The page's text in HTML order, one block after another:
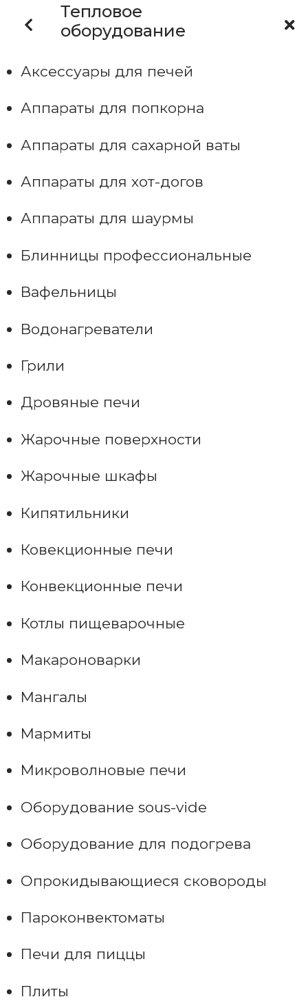
Тепловое
оборудование
Аксессуары для печей
Аппараты для попкорна
Аппараты для сахарной ваты
Аппараты для хот-догов
Аппараты для шаурмы
Блинницы профессиональные
Вафельницы
Водонагреватели
Грили
Дровяные печи
Жарочные поверхности
Жарочные шкафы
Кипятильники
Ковекционные печи
Конвекционные печи
Котлы пищеварочные
Макароноварки
Мангалы
Мармиты
Микроволновые печи
Оборудование sous-vide
Оборудование для подогрева
Опрокидывающиеся сковороды
Пароконвектоматы
Печи для пиццы
Плиты